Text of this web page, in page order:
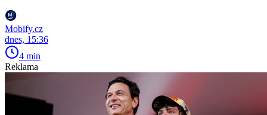
Mobify.cz
dnes, 15:36
4 min
Reklama